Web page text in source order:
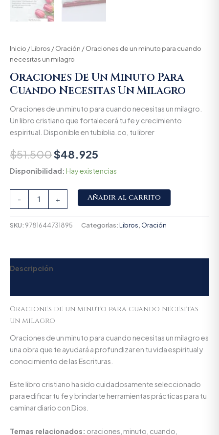
Inicio /Libros /Oración / Oraciones de un minuto para cuando
necesitas un milagro
Oraciones De Un Minuto Para
Cuando Necesitas Un Milagro
Oraciones de un minuto para cuando necesitas un milagro.
Un libro cristiano que fortalecerá tu fe y crecimiento
espiritual. Disponible en tubiblia.co, tu librer
$51.500$48.925
Disponibilidad: Hay existencias
- + Añadir al carrito
SKU: 9781644731895 Categorías:Libros Oración
Descripción
Oraciones de un minuto para cuando necesitas
un milagro
Oraciones de un minuto para cuando necesitas un milagro es
una obra que te ayudará a profundizar en tu vida espiritual y
conocimiento de las Escrituras.
Este libro cristiano ha sido cuidadosamente seleccionado
para edificar tu fe y brindarte herramientas prácticas para tu
caminar diario con Dios.
Temas relacionados: oraciones, minuto, cuando,